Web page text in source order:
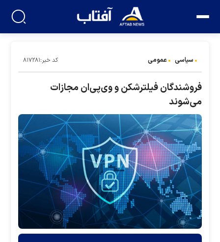
سیاسی عمومی کد خبر:۸۱۷۲۸۱
فروشندگان فیلترشکن و وی‌پی‌ان مجازات
می‌شوند